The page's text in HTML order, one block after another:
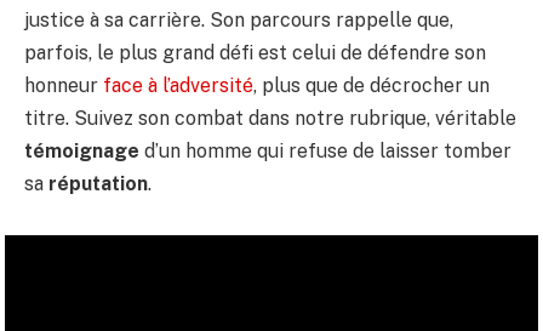
justice à sa carrière. Son parcours rappelle que,
parfois, le plus grand défi est celui de défendre son
honneur face à l’adversité, plus que de décrocher un
titre. Suivez son combat dans notre rubrique, véritable
témoignage d’un homme qui refuse de laisser tomber
sa réputation.